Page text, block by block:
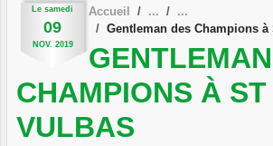
Le samedi
09
NOV. 2019
Accueil
Gentleman des Champions à
CHAMPIONS À ST
VULBAS